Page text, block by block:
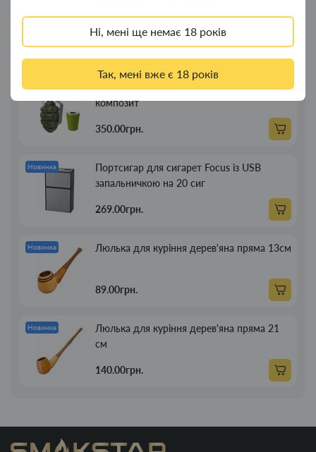
Ні, мені ще немає 18 років
Так, мені вже є 18 років
380.00грн.
Ковпак для водного "Граната Ф1" - ковпак
композит
350.00грн.
Новинка
Портсигар для сигарет Focus із USB
запальничкою на 20 сиг
269.00грн.
Новинка Люлька для куріння дерев'яна пряма 13см
89.00грн.
Новинка
Люлька для куріння дерев'яна пряма 21
см
140.00грн.